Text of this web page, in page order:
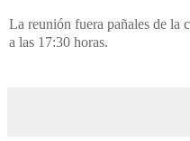
La reunión fuera pañales de la
a las 17:30 horas.